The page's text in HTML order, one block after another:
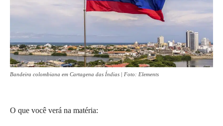
Bandeira colombiana em Cartagena das Índias | Foto: Elements
O que você verá na matéria: